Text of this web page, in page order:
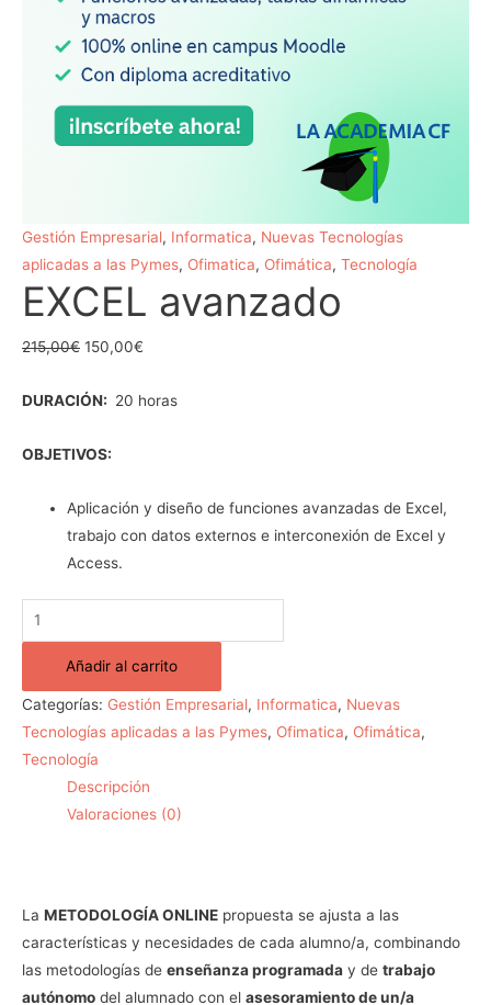
Gestión Empresarial, Informatica, Nuevas Tecnologías
aplicadas a las Pymes, Ofimatica, Ofimática, Tecnología
EXCEL avanzado
215,00€ 150,00€
DURACIÓN: 20 horas
OBJETIVOS:
Aplicación y diseño de funciones avanzadas de Excel,
trabajo con datos externos e interconexión de Excel y
Access.
Añadir al carrito
Categorías: Gestión Empresarial, Informatica, Nuevas
Tecnologías aplicadas a las Pymes, Ofimatica, Ofimática,
Tecnología
Descripción
Valoraciones (0)
La METODOLOGÍA ONLINE propuesta se ajusta a las
características y necesidades de cada alumno/a, combinando
las metodologías de enseñanza programada y de trabajo
autónomo del alumnado con el asesoramiento de un/a